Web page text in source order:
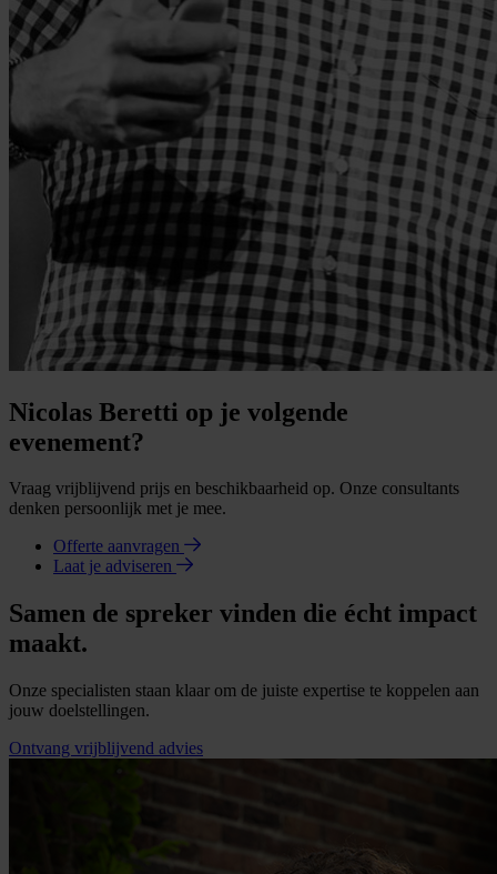
Nicolas Beretti op je volgende
evenement?
Vraag vrijblijvend prijs en beschikbaarheid op. Onze consultants
denken persoonlijk met je mee.
Offerte aanvragen
Laat je adviseren
Samen de spreker vinden die écht impact
maakt.
Onze specialisten staan klaar om de juiste expertise te koppelen aan
jouw doelstellingen.
Ontvang vrijblijvend advies